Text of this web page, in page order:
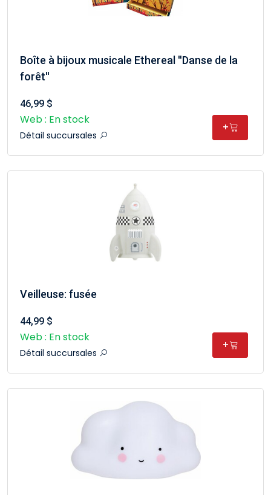
Boîte à bijoux musicale Ethereal ''Danse de la
forêt''
46,99 $
Web : En stock
Détail succursales
+
Veilleuse: fusée
44,99 $
Web : En stock
Détail succursales
+